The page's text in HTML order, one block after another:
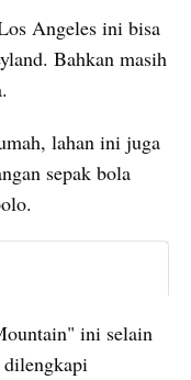
Angeles ini bisa
Bahkan masih
lahan ini juga
sepak bola
ini selain
dilengkapi